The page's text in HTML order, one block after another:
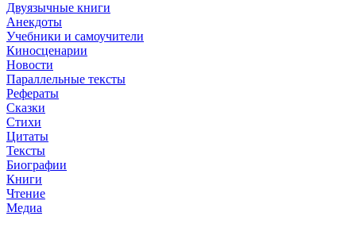
Двуязычные книги
Анекдоты
Учебники и самоучители
Киносценарии
Новости
Параллельные тексты
Рефераты
Сказки
Стихи
Цитаты
Тексты
Биографии
Книги
Чтение
Медиа